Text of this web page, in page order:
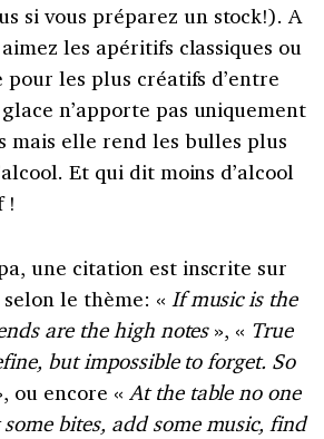
si vous préparez un stock!). A
les apéritifs classiques ou
pour les plus créatifs d’entre
n’apporte pas uniquement
mais elle rend les bulles plus
Et qui dit moins d’alcool
!
une citation est inscrite sur
le thème: « If music is the
are the high notes », « True
but impossible to forget. So
ou encore « At the table no one
bites, add some music, find